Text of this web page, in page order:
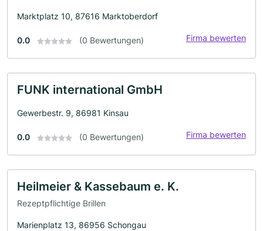
Marktplatz 10, 87616 Marktoberdorf
0.0 (0 Bewertungen) Firma bewerten
FUNK international GmbH
Gewerbestr. 9, 86981 Kinsau
0.0 (0 Bewertungen) Firma bewerten
Heilmeier & Kassebaum e. K.
Rezeptpflichtige Brillen
Marienplatz 13, 86956 Schongau